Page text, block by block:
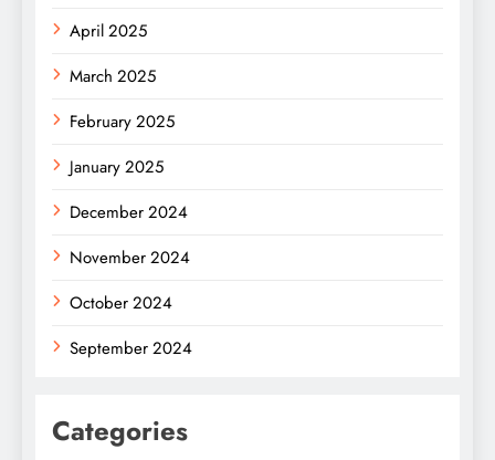
April 2025
March 2025
February 2025
January 2025
December 2024
November 2024
October 2024
September 2024
Categories